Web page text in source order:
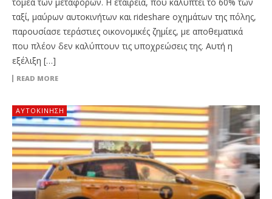
ταξί, μαύρων αυτοκινήτων και rideshare οχημάτων της πόλης,
παρουσίασε τεράστιες οικονομικές ζημίες, με αποθεματικά
που πλέον δεν καλύπτουν τις υποχρεώσεις της. Αυτή η
εξέλιξη […]
READ MORE
ΑΥΤΟΚΙΝΗΣΗ